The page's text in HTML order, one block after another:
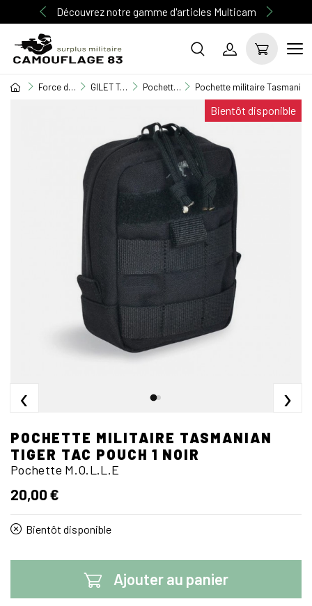
Découvrez notre gamme d'articles Multicam
Force de l'ordre GILET TACTIQUE / EQUIPEMENT / TASER Pochette M.O.L.L.E Pochette militaire
‹ ›
Bientôt disponible
POCHETTE MILITAIRE TASMANIAN
TIGER TAC POUCH 1 NOIR
Pochette M.O.L.L.E
20,00 €
Bientôt disponible
Ajouter au panier